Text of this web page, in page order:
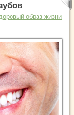
образ жизни